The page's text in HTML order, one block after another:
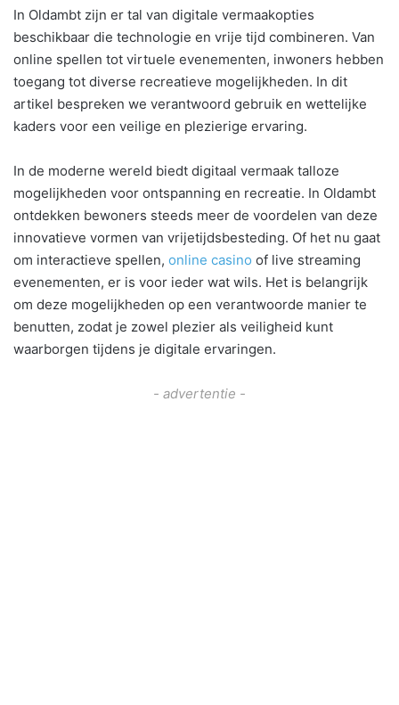
In Oldambt zijn er tal van digitale vermaakopties
beschikbaar die technologie en vrije tijd combineren. Van
online spellen tot virtuele evenementen, inwoners hebben
toegang tot diverse recreatieve mogelijkheden. In dit
artikel bespreken we verantwoord gebruik en wettelijke
kaders voor een veilige en plezierige ervaring.
In de moderne wereld biedt digitaal vermaak talloze
mogelijkheden voor ontspanning en recreatie. In Oldambt
ontdekken bewoners steeds meer de voordelen van deze
innovatieve vormen van vrijetijdsbesteding. Of het nu gaat
om interactieve spellen, online casino of live streaming
evenementen, er is voor ieder wat wils. Het is belangrijk
om deze mogelijkheden op een verantwoorde manier te
benutten, zodat je zowel plezier als veiligheid kunt
waarborgen tijdens je digitale ervaringen.
- advertentie -